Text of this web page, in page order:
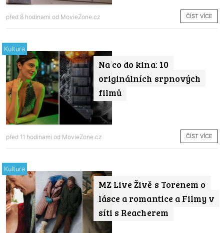
před 8 hodinami od MovieZone.cz ČÍST VÍCE
Na co do kina: 10
originálních srpnových
filmů
Kultura
před 11 hodinami od MovieZone.cz ČÍST VÍCE
MZ Live Živě s Torenem o
lásce a romantice a Filmy v
síti s Reacherem
Kultura